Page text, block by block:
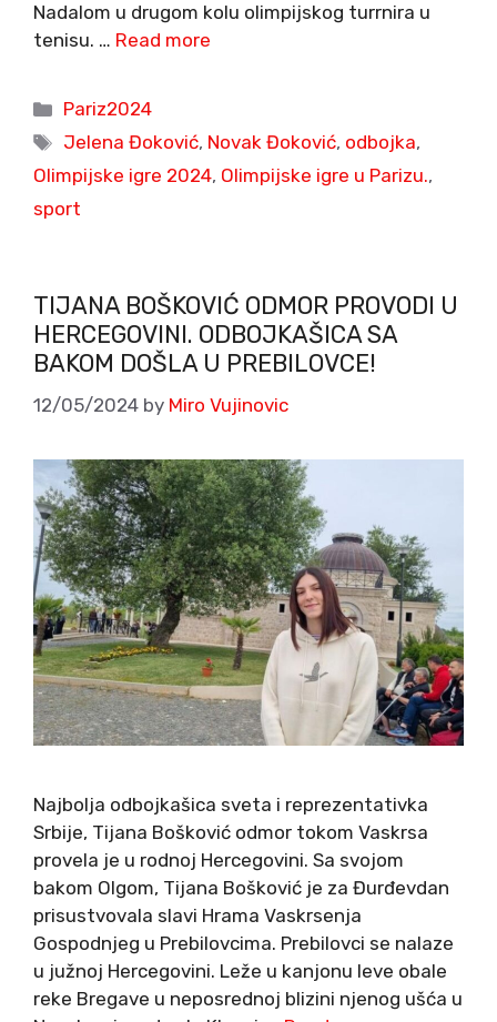
Nadalom u drugom kolu olimpijskog turrnira u
tenisu. … Read more
Categories
Pariz2024
Tags
Jelena Đoković, Novak Đoković, odbojka,
Olimpijske igre 2024, Olimpijske igre u Parizu.,
sport
TIJANA BOŠKOVIĆ ODMOR PROVODI U
HERCEGOVINI. ODBOJKAŠICA SA
BAKOM DOŠLA U PREBILOVCE!
12/05/2024 by Miro Vujinovic
Najbolja odbojkašica sveta i reprezentativka
Srbije, Tijana Bošković odmor tokom Vaskrsa
provela je u rodnoj Hercegovini. Sa svojom
bakom Olgom, Tijana Bošković je za Đurđevdan
prisustvovala slavi Hrama Vaskrsenja
Gospodnjeg u Prebilovcima. Prebilovci se nalaze
u južnoj Hercegovini. Leže u kanjonu leve obale
reke Bregave u neposrednoj blizini njenog ušća u